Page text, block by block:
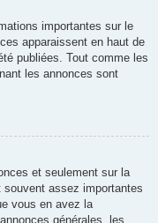
importantes sur le
apparaissent en haut de
publiées. Tout comme les
les annonces sont
et seulement sur la
assez importantes
vous en avez la
générales, les